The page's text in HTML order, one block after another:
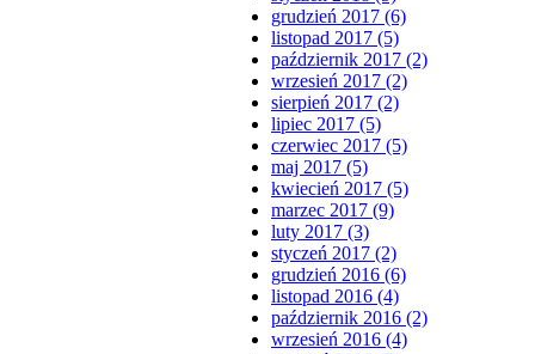
grudzień 2017 (6)
listopad 2017 (5)
październik 2017 (2)
wrzesień 2017 (2)
sierpień 2017 (2)
lipiec 2017 (5)
czerwiec 2017 (5)
maj 2017 (5)
kwiecień 2017 (5)
marzec 2017 (9)
luty 2017 (3)
styczeń 2017 (2)
grudzień 2016 (6)
listopad 2016 (4)
październik 2016 (2)
wrzesień 2016 (4)